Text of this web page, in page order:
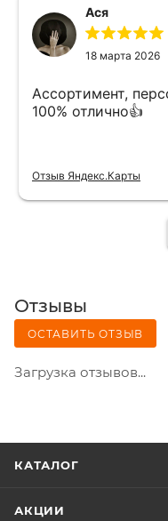
Ася
18 марта 2026
Ассортимент,
100% отлично👍
Отзыв Яндекс.Карты
Отзывы
ОСТАВИТЬ ОТЗЫВ
Загрузка отзывов...
КАТАЛОГ
АКЦИИ